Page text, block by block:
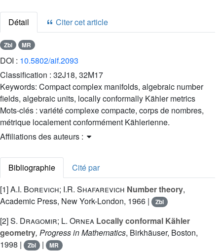
Détail Citer cet article
Zbl MR
DOI : 10.5802/aif.2093
Classification : 32J18, 32M17
Keywords: Compact complex manifolds, algebraic number
fields, algebraic units, locally conformally Kähler metrics
Mots-clés : variété complexe compacte, corps de nombres,
métrique localement conformément Kählerienne.
Affiliations des auteurs :
Bibliographie
Cité par
[1]A.I. Borevich; I.R. Shafarevich Number theory,
Academic Press, New York-London, 1966 |
Zbl
[2]S. Dragomir; L. Ornea Locally conformal Kähler
geometry, Progress in Mathematics, Birkhäuser, Boston,
1998 |
Zbl | MR